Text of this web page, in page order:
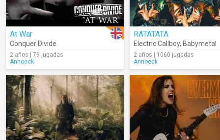
At War
Conquer Divide
2 años | 79 jugadas
Annoeck
RATATATA
Electric Callboy, Babymetal
2 años | 1060 jugadas
Annoeck